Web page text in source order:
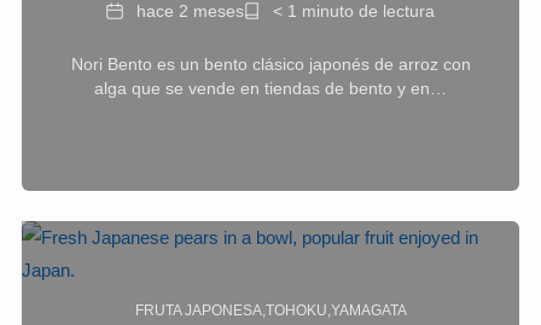
Fechahace 2 mesesTiempo
lectura
< 1 minuto de lectura
Nori Bento es un bento clásico japonés de arroz con
alga que se vende en tiendas de bento y en…
FRUTA JAPONESA TOHOKU YAMAGATA